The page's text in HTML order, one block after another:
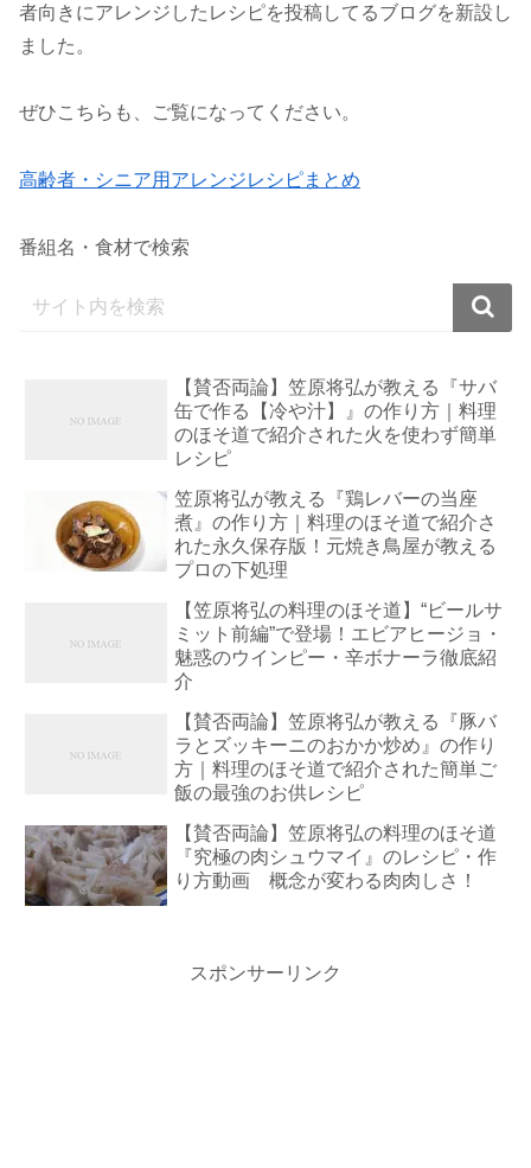
者向きにアレンジしたレシピを投稿してるブログを新設し
ました。
ぜひこちらも、ご覧になってください。
高齢者・シニア用アレンジレシピまとめ
番組名・食材で検索
【賛否両論】笠原将弘が教える『サバ
缶で作る【冷や汁】』の作り方｜料理
のほそ道で紹介された火を使わず簡単
レシピ
笠原将弘が教える『鶏レバーの当座
煮』の作り方｜料理のほそ道で紹介さ
れた永久保存版！元焼き鳥屋が教える
プロの下処理
【笠原将弘の料理のほそ道】“ビールサ
ミット前編”で登場！エビアヒージョ・
魅惑のウインピー・辛ボナーラ徹底紹
介
【賛否両論】笠原将弘が教える『豚バ
ラとズッキーニのおかか炒め』の作り
方｜料理のほそ道で紹介された簡単ご
飯の最強のお供レシピ
【賛否両論】笠原将弘の料理のほそ道
『究極の肉シュウマイ』のレシピ・作
り方動画 概念が変わる肉肉しさ！
スポンサーリンク